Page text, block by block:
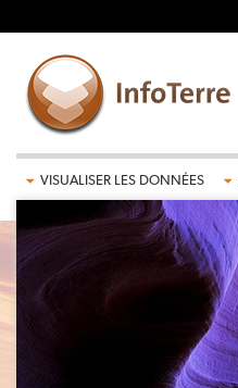
VISUALISER LES DONNÉES